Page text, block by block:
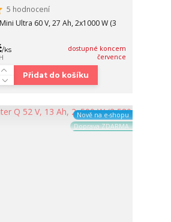
5 hodnocení
Ultra 60 V, 27 Ah, 2x1000 W (3
/ks
dostupné koncem
července
Přidat do košíku
Nově na e-shopu
Doprava ZDARMA